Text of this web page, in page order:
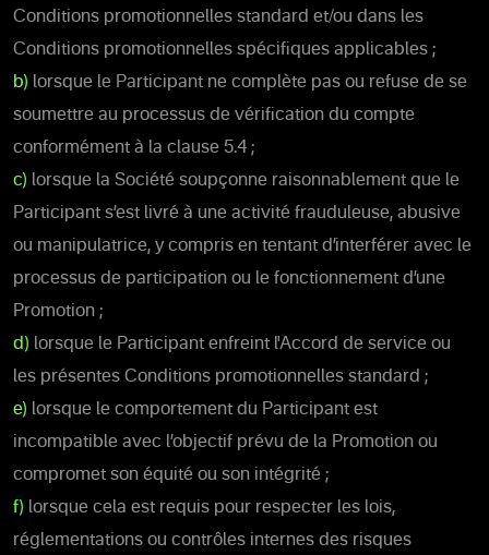
Conditions promotionnelles standard et/ou dans les
Conditions promotionnelles spécifiques applicables ;
b) lorsque le Participant ne complète pas ou refuse de se
soumettre au processus de vérification du compte
conformément à la clause 5.4 ;
c) lorsque la Société soupçonne raisonnablement que le
Participant s’est livré à une activité frauduleuse, abusive
ou manipulatrice, y compris en tentant d’interférer avec le
processus de participation ou le fonctionnement d’une
Promotion ;
d) lorsque le Participant enfreint l'Accord de service ou
les présentes Conditions promotionnelles standard ;
e) lorsque le comportement du Participant est
incompatible avec l’objectif prévu de la Promotion ou
compromet son équité ou son intégrité ;
f) lorsque cela est requis pour respecter les lois,
réglementations ou contrôles internes des risques